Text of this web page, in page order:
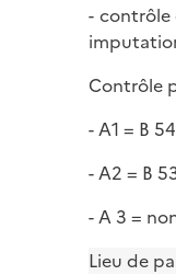
- contrôle
Contrôle
- A1 = B
- A2 = B
- A 3 =
Lieu de